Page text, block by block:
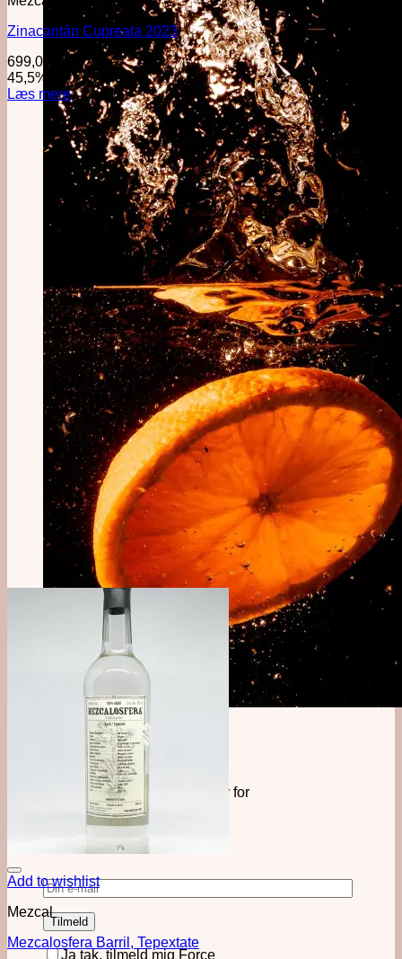
Tilmeld dig vores
nyhedsbrev!
Tilmeld dig vores nyhedsbrev for
at holde dig opdateret på nye
produkter og events
Ja tak, tilmeld mig Force
Zinacantán Cupreata 2023
699,00
kr.
45,5%
50cl
Læs mere
Add to wishlist
Mezcal
Mezcalosfera Barril, Tepextate